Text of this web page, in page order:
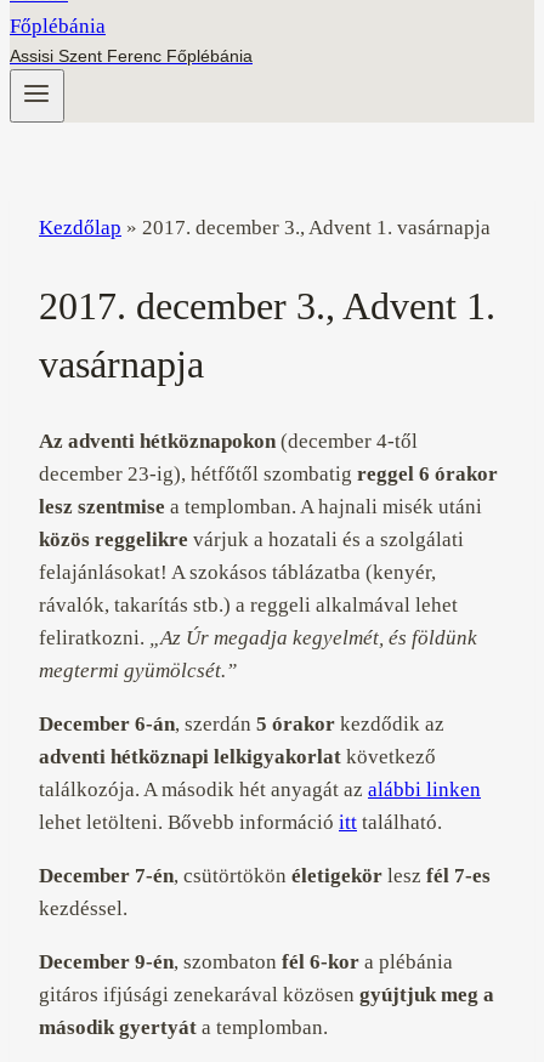
Assisi Szent Ferenc Főplébánia
Kezdőlap » 2017. december 3., Advent 1. vasárnapja
2017. december 3., Advent 1.
vasárnapja
Az adventi hétköznapokon (december 4-től
december 23-ig), hétfőtől szombatig reggel 6 órakor
lesz szentmise a templomban. A hajnali misék utáni
közös reggelikre várjuk a hozatali és a szolgálati
felajánlásokat! A szokásos táblázatba (kenyér,
rávalók, takarítás stb.) a reggeli alkalmával lehet
feliratkozni. „Az Úr megadja kegyelmét, és földünk
megtermi gyümölcsét.”
December 6-án, szerdán 5 órakor kezdődik az
adventi hétköznapi lelkigyakorlat következő
találkozója. A második hét anyagát az alábbi linken
lehet letölteni. Bővebb információ itt található.
December 7-én, csütörtökön életigekör lesz fél 7-es
kezdéssel.
December 9-én, szombaton fél 6-kor a plébánia
gitáros ifjúsági zenekarával közösen gyújtjuk meg a
második gyertyát a templomban.